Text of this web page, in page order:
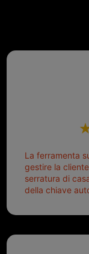
La ferramenta
gestire la
serratura di
della chiave
meglio